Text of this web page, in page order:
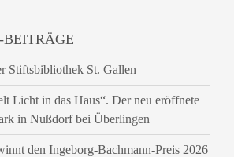
Stiftsbibliothek St. Gallen
Licht in das Haus“. Der neu eröffnete
in Nußdorf bei Überlingen
den Ingeborg-Bachmann-Preis 2026